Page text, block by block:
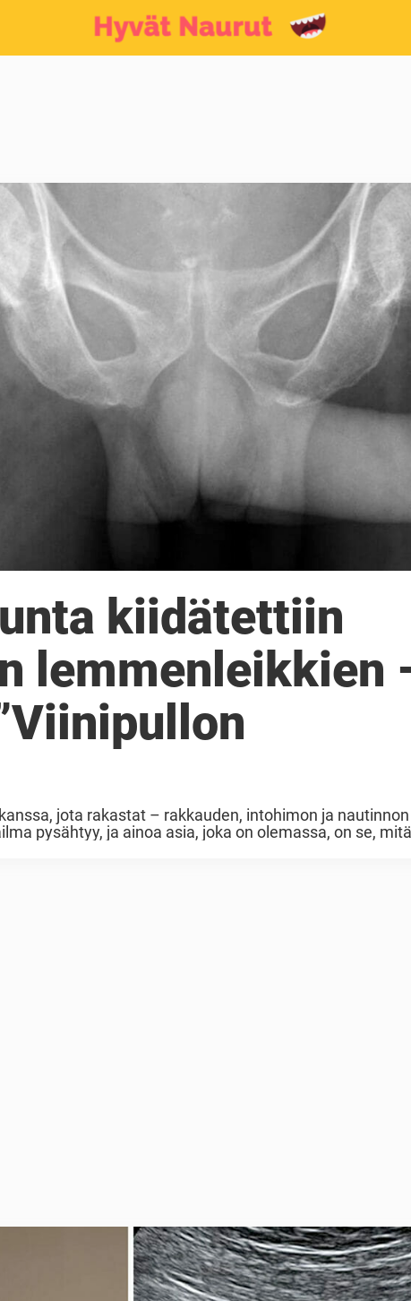
kiidätettiin
lemmenleikkien
jota rakastat – rakkauden, intohimon ja nautinnon
pysähtyy, ja ainoa asia, joka on olemassa, on se,